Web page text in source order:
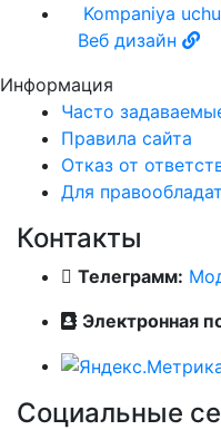
Kompaniya
Веб дизайн
Информация
Часто
Правила сайта
Отказ от
Для
Контакты
Телеграмм:
Электронная
Социальные